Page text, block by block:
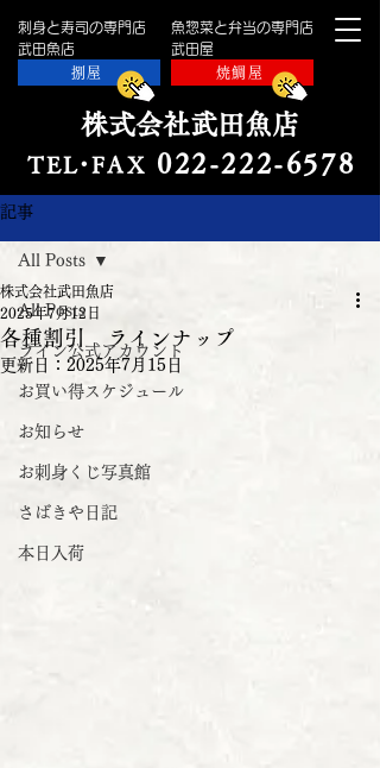
刺身と寿司の専門店
​武田魚店
魚惣菜と弁当の専門店
​武田屋
捌屋
焼鯛屋
株式会社武田魚店
TEL・ FAX 022-222-6578
記事
All Posts
ライン公式アカウント
お買い得スケジュール
お知らせ
お刺身くじ写真館
さばきや日記
本日入荷
All Posts
各種割引 ラインナップ
株式会社武田魚店
2025年7月12日
更新日： 2025年7月15日